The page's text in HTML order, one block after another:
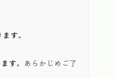
す。
す。 あらかじめご了